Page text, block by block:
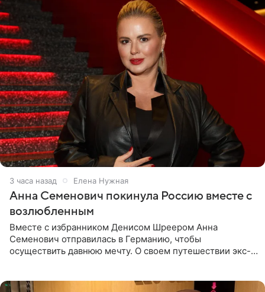
3 часа назад Елена Нужная
Анна Семенович покинула Россию вместе с
возлюбленным
Вместе с избранником Денисом Шреером Анна
Семенович отправилась в Германию, чтобы
осуществить давнюю мечту. О своем путешествии экс-